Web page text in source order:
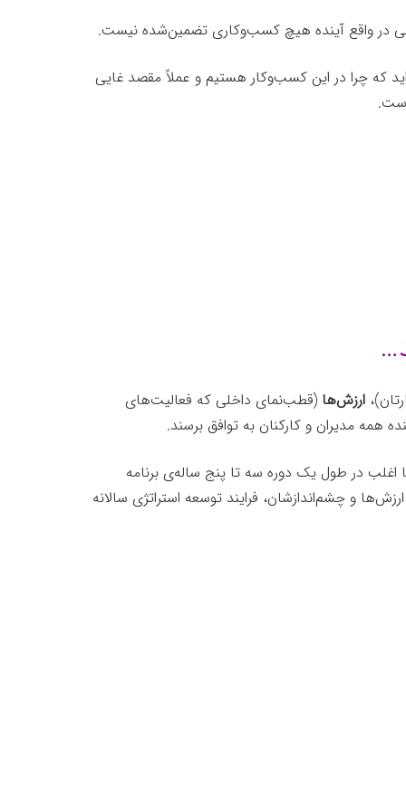
در واقع آینده هیچ کسب‌وکاری تضمین‌شده نیست.
که چرا در این کسب‌وکار هستیم و عملاً مقصد غایی
ارز‌ش‌ها (قطب‌نمای داخلی که فعالیت‌های
همه مدیران و کارکنان به توافق برسند.
اغلب در طول یک دوره سه تا پنج‌ ساله‌ی برنامه
و چشم‌اندازشان، فرایند توسعه استراتژی سالانه